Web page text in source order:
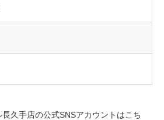
久手店の公式SNSアカウントはこち